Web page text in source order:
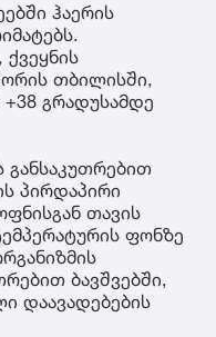
ჰაერის
თბილისში,
გრადუსამდე
განსაკუთრებით
პირდაპირი
თავის
ფონზე
ბავშვებში,
დაავადებების